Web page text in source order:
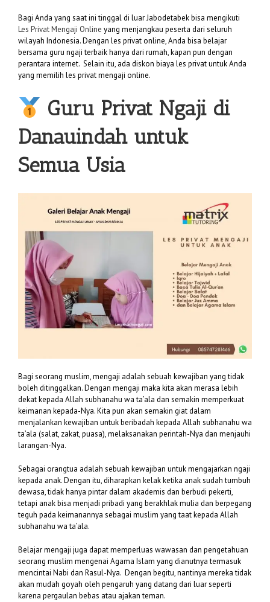
Bagi Anda yang saat ini tinggal di luar Jabodetabek bisa mengikuti
Les Privat Mengaji Online yang menjangkau peserta dari seluruh
wilayah Indonesia. Dengan les privat online, Anda bisa belajar
bersama guru ngaji terbaik hanya dari rumah, kapan pun dengan
perantara internet. Selain itu, ada diskon biaya les privat untuk Anda
yang memilih les privat mengaji online.
Guru Privat Ngaji di
Danauindah untuk
Semua Usia
Bagi seorang muslim, mengaji adalah sebuah kewajiban yang tidak
boleh ditinggalkan. Dengan mengaji maka kita akan merasa lebih
dekat kepada Allah subhanahu wa ta’ala dan semakin memperkuat
keimanan kepada-Nya. Kita pun akan semakin giat dalam
menjalankan kewajiban untuk beribadah kepada Allah subhanahu wa
ta’ala (salat, zakat, puasa), melaksanakan perintah-Nya dan menjauhi
larangan-Nya.
Sebagai orangtua adalah sebuah kewajiban untuk mengajarkan ngaji
kepada anak. Dengan itu, diharapkan kelak ketika anak sudah tumbuh
dewasa, tidak hanya pintar dalam akademis dan berbudi pekerti,
tetapi anak bisa menjadi pribadi yang berakhlak mulia dan berpegang
teguh pada keimanannya sebagai muslim yang taat kepada Allah
subhanahu wa ta’ala.
Belajar mengaji juga dapat memperluas wawasan dan pengetahuan
seorang muslim mengenai Agama Islam yang dianutnya termasuk
mencintai Nabi dan Rasul-Nya. Dengan begitu, nantinya mereka tidak
akan mudah goyah oleh pengaruh yang datang dari luar seperti
karena pergaulan bebas atau ajakan teman.